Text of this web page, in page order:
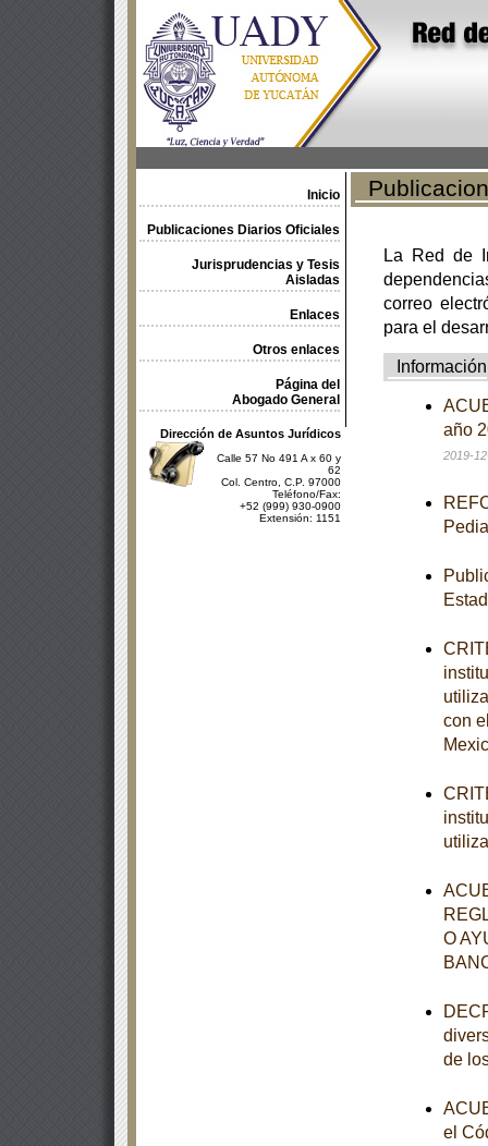
Inicio
Publicaciones Diarios Oficiales
Jurisprudencias y Tesis
Aisladas
Enlaces
Otros enlaces
Página del
Abogado General
Dirección de Asuntos Jurídicos
Calle 57 No 491 A x 60 y
62
Col. Centro, C.P. 97000
Teléfono/Fax:
+52 (999) 930-0900
Extensión: 1151
La Red de
correo
para el
Información
año
2019-
con
O
de
el